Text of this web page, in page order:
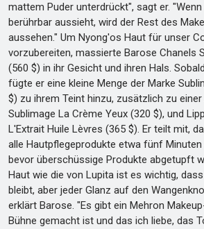
mattem Puder unterdrückt", sagt er.
berührbar aussieht, wird der Rest des
aussehen." Um Nyong'os Haut für unser
vorzubereiten, massierte Barose Chanels
(560 $) in ihr Gesicht und ihren Hals.
fügte er eine kleine Menge der Marke
$) zu ihrem Teint hinzu, zusätzlich zu
Sublimage La Crème Yeux (320 $), und
L'Extrait Huile Lèvres (365 $). Er teilt mit,
alle Hautpflegeprodukte etwa fünf
bevor überschüssige Produkte abgetupft
Haut wie die von Lupita ist es wichtig,
bleibt, aber jeder Glanz auf den
erklärt Barose. "Es gibt ein Mehron
Bühne gemacht ist und das ich liebe, das